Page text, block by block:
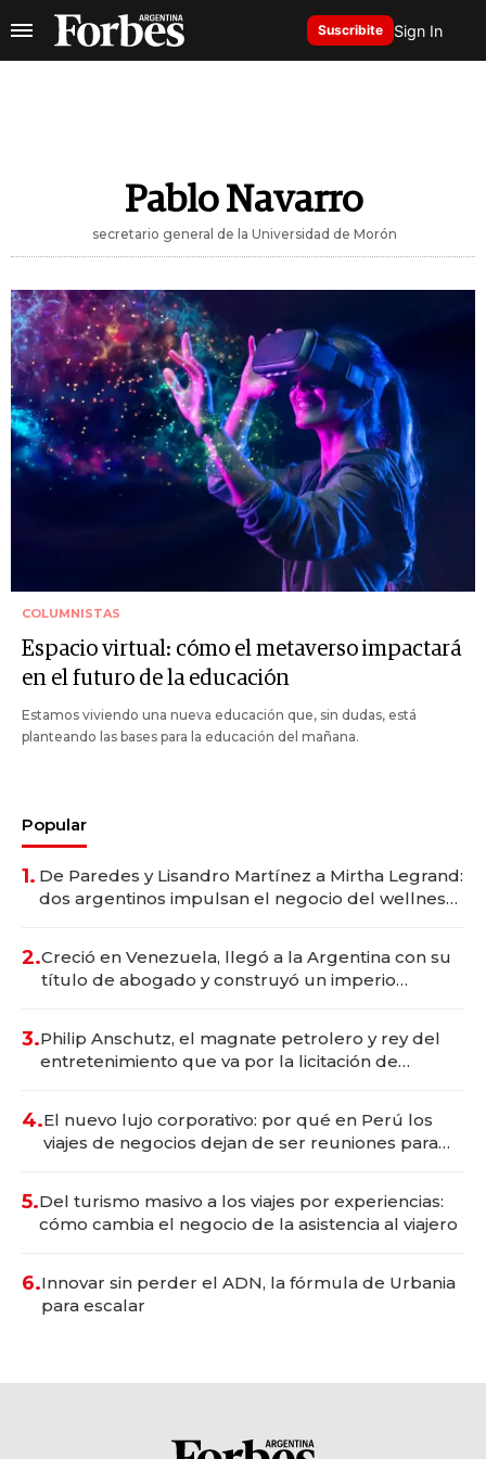
Suscribite Sign In
Pablo Navarro
secretario general de la Universidad de Morón
COLUMNISTAS
Espacio virtual: cómo el metaverso impactará
en el futuro de la educación
Estamos viviendo una nueva educación que, sin dudas, está
planteando las bases para la educación del mañana.
Popular
1. De Paredes y Lisandro Martínez a Mirtha Legrand:
dos argentinos impulsan el negocio del wellness
2.Creció en Venezuela, llegó a la Argentina con su
título de abogado y construyó un imperio
3.Philip Anschutz, el magnate petrolero y rey del
entretenimiento que va por la licitación de
4.El nuevo lujo corporativo: por qué en Perú los
viajes de negocios dejan de ser reuniones para
5.Del turismo masivo a los viajes por experiencias:
cómo cambia el negocio de la asistencia al viajero
6.Innovar sin perder el ADN, la fórmula de Urbania
para escalar